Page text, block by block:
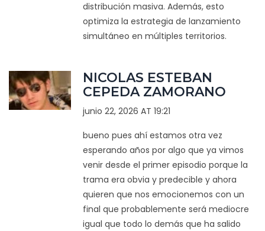
distribución masiva. Además, esto
optimiza la estrategia de lanzamiento
simultáneo en múltiples territorios.
NICOLAS ESTEBAN
CEPEDA ZAMORANO
junio 22, 2026 AT 19:21
bueno pues ahí estamos otra vez
esperando años por algo que ya vimos
venir desde el primer episodio porque la
trama era obvia y predecible y ahora
quieren que nos emocionemos con un
final que probablemente será mediocre
igual que todo lo demás que ha salido